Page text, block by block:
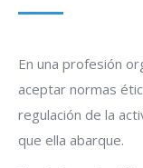
En una profesión
aceptar normas
regulación de la
que ella abarque.